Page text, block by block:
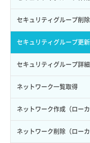
ボリューム削除
ボリューム更新
ボリューム詳細一覧取得
ボリューム詳細取得
自動バックアップ有効化
自動バックアップ無効化
サーバープラン一覧取得
サーバープラン変更
サーバープラン詳細一覧
サーバープラン詳細取得
サーバーメタデータ取得
サーバーメタデータ更新
セキュリティグループ削除
セキュリティグループ更新
セキュリティグループ詳
ネットワーク一覧取得
ネットワーク作成（ロー
ネットワーク削除（ロー